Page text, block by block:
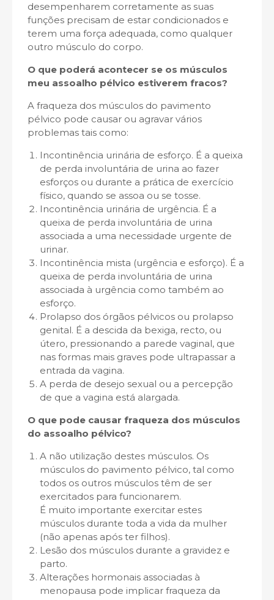
desempenharem corretamente as suas
funções precisam de estar condicionados e
terem uma força adequada, como qualquer
outro músculo do corpo.
O que poderá acontecer se os músculos
meu assoalho pélvico estiverem fracos?
A fraqueza dos músculos do pavimento
pélvico pode causar ou agravar vários
problemas tais como:
Incontinência urinária de esforço. É a queixa
de perda involuntária de urina ao fazer
esforços ou durante a prática de exercício
físico, quando se assoa ou se tosse.
Incontinência urinária de urgência. É a
queixa de perda involuntária de urina
associada a uma necessidade urgente de
urinar.
Incontinência mista (urgência e esforço). É a
queixa de perda involuntária de urina
associada à urgência como também ao
esforço.
Prolapso dos órgãos pélvicos ou prolapso
genital. É a descida da bexiga, recto, ou
útero, pressionando a parede vaginal, que
nas formas mais graves pode ultrapassar a
entrada da vagina.
A perda de desejo sexual ou a percepção
de que a vagina está alargada.
O que pode causar fraqueza dos músculos
do assoalho pélvico?
A não utilização destes músculos. Os
músculos do pavimento pélvico, tal como
todos os outros músculos têm de ser
exercitados para funcionarem.
É muito importante exercitar estes
músculos durante toda a vida da mulher
(não apenas após ter filhos).
Lesão dos músculos durante a gravidez e
parto.
Alterações hormonais associadas à
menopausa pode implicar fraqueza da